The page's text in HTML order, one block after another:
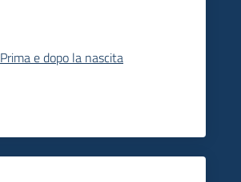
Prima e dopo la nascita